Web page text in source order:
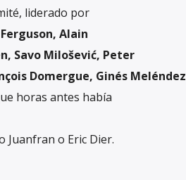
liderado por
Alain
Savo Milošević, Peter
Domergue, Ginés Meléndez
horas antes había
Juanfran o Eric Dier.